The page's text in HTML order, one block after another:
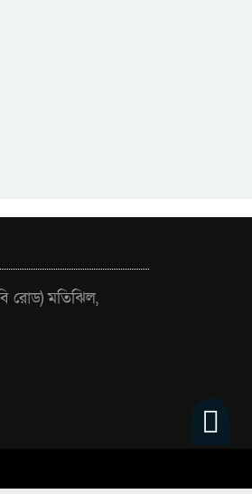
রোড) মতিঝিল,